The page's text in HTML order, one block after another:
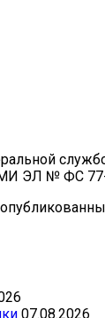
ЭЛ № ФС
07.08.2026